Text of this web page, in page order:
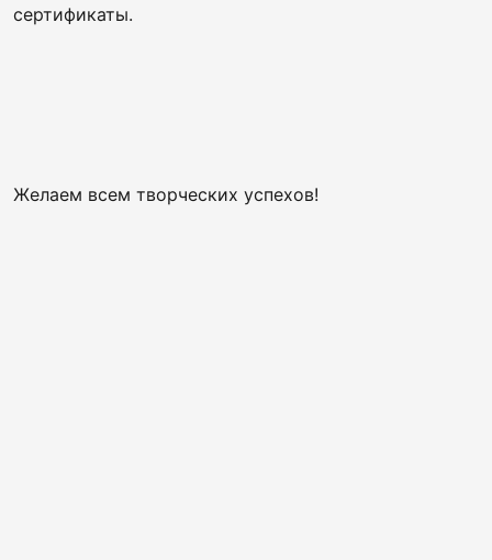
сертификаты.
Желаем всем творческих успехов!